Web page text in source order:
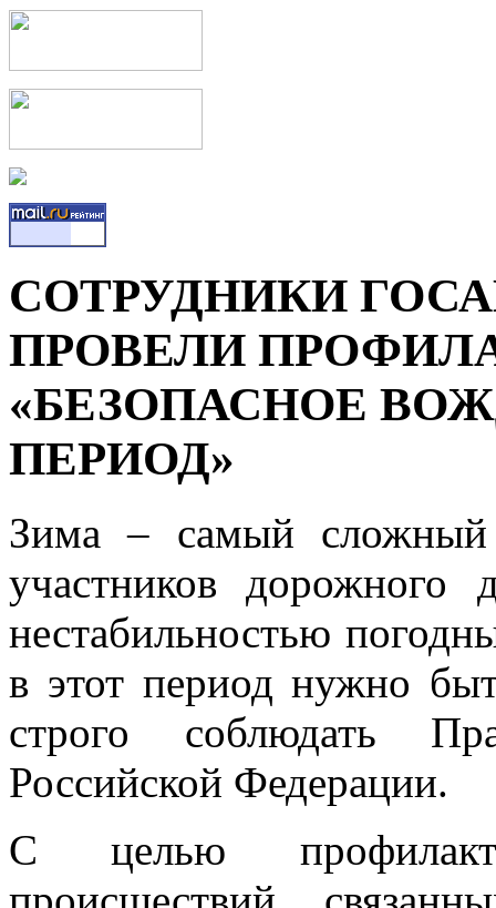
СОТРУДНИКИ
ПРОВЕЛИ
«БЕЗОПАСНОЕ
ПЕРИОД»
Зима – самый
участников дорожного
нестабильностью
в этот период нужно
строго соблюдать
Российской Федерации.
С целью